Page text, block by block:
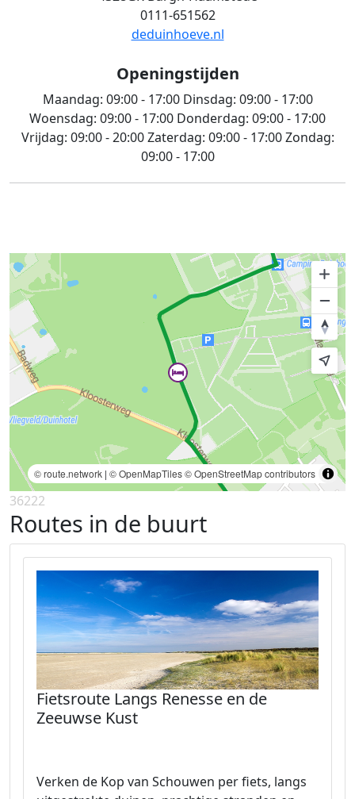
0111-651562
deduinhoeve.nl
Openingstijden
Maandag: 09:00 - 17:00Dinsdag: 09:00 - 17:00
Woensdag: 09:00 - 17:00 Donderdag: 09:00 - 17:00
Vrijdag: 09:00 - 20:00Zaterdag: 09:00 - 17:00Zondag:
09:00 - 17:00
© route.network | © OpenMapTiles© OpenStreetMap contributors
36222
Routes in de buurt
Fietsroute Langs Renesse en de
Zeeuwse Kust
Verken de Kop van Schouwen per fiets, langs